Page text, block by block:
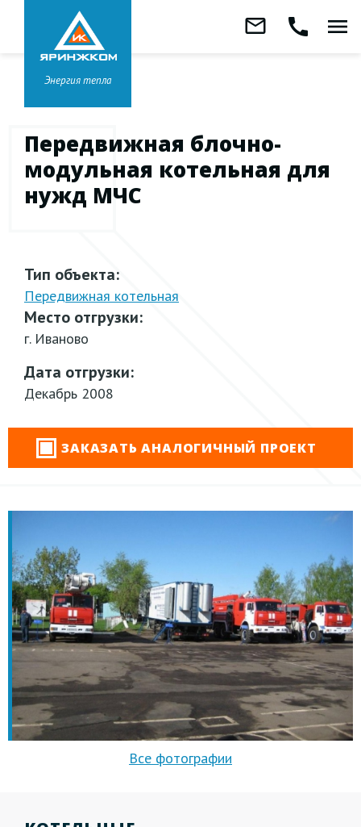
Заказать
Звонок бесплатный
8 800 333-99-01
Головной офис вЯрославле
+7 (4852) 67-96-00
Энергия тепла
mail_outline call menu
Передвижная блочно-
модульная котельная для
нужд МЧС
Тип объекта:
Передвижная котельная
Место отгрузки:
г. Иваново
Дата отгрузки:
Декабрь 2008
ЗАКАЗАТЬ АНАЛОГИЧНЫЙ ПРОЕКТ